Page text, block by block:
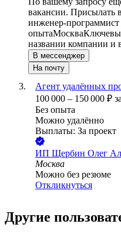
вакансии. Присылать
инженер-программист
опытаМосква
названии компании и
В мессенджер
На почту
Агент удалённых
100 000 – 150 000 ₽
Без опыта
Можно удалённо
Выплаты: За проект
ИП Щербин Олег
Москва
Можно без резюме
Откликнуться
Другие